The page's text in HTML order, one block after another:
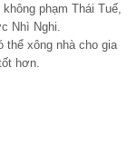
phạm Thái Tuế,
Nhì Nghi.
thể xông nhà cho gia
hơn.